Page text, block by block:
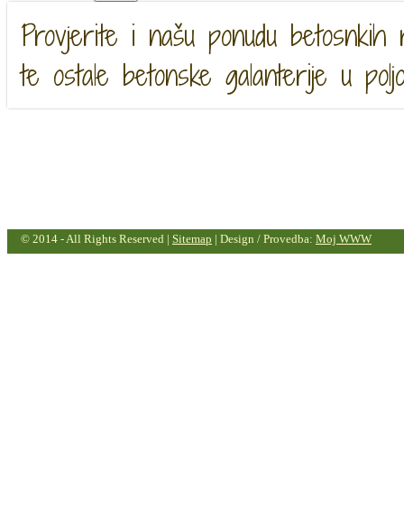
Provjerite i našu ponudu betosnkih
te ostale betonske galanterije u
© 2014 - All Rights Reserved | Sitemap | Design / Provedba: Moj WWW